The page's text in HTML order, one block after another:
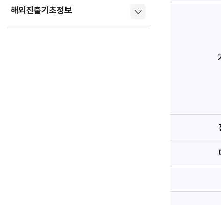
해외진출기초정보